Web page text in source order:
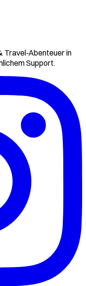
Travel-Abenteuer in
Support.